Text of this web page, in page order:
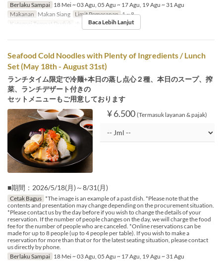
Berlaku Sampai 18 Mei ~ 03 Agu, 05 Agu ~ 17 Agu, 19 Agu ~ 31 Agu
Makanan Makan Siang Limit Pemesanan 1 ~ 8
Kategori Tempat Duduk
ホール席Baca Lebih Lanjut
Seafood Cold Noodles with Plenty of Ingredients / Lunch
Set (May 18th - August 31st)
ランチタイム限定で冷麺+本日の蒸し点心２種、本日のスープ、搾
菜、ランチデザート付きの
セットメニューもご用意しております
¥ 6.500 (Termasuk layanan & pajak)
■期間：2026/5/18(月)～8/31(月)
Cetak Bagus *The image is an example of a past dish. *Please note that the
contents and presentation may change depending on the procurement situation.
*Please contact us by the day before if you wish to change the details of your
reservation. If the number of people changes on the day, we will charge the food
fee for the number of people who are canceled. *Online reservations can be
made for up to 8 people (up to 4 people per table). If you wish to make a
reservation for more than that or for the latest seating situation, please contact
us directly by phone.
Berlaku Sampai 18 Mei ~ 03 Agu, 05 Agu ~ 17 Agu, 19 Agu ~ 31 Agu